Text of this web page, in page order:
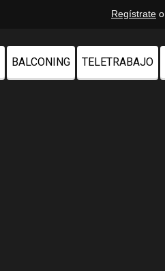
Regístrate o
BALCONING TELETRABAJO